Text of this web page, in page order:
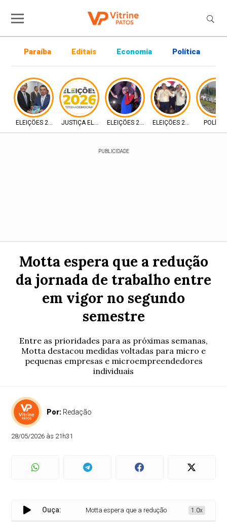
Paraíba Editais Economia Política
ELEIÇÕES 2026 JUSTIÇA ELEITORALELEIÇÕES 2026 ELEIÇÕES 2026
PUBLICIDADE
Motta espera que a redução
da jornada de trabalho entre
em vigor no segundo
semestre
Entre as prioridades para as próximas semanas,
Motta destacou medidas voltadas para micro e
pequenas empresas e microempreendedores
individuais
Por: Redação
28/05/2026 às 21h31
Ouça: Motta espera que a redução da jornada de trabalho
1.0x